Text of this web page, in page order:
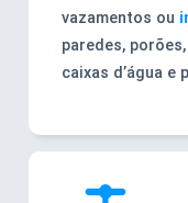
vazamentos ou
paredes,
caixas d’água e